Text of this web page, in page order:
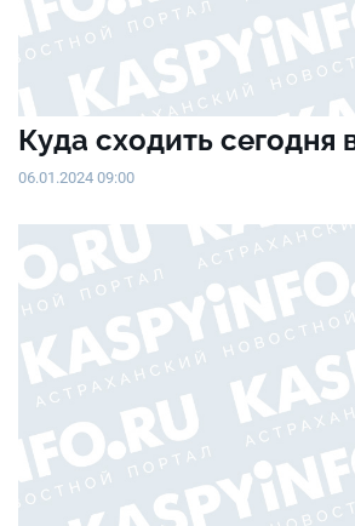
Куда сходить сегодня
06.01.2024 09:00